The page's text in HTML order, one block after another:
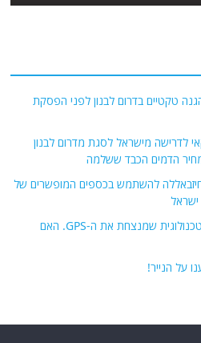
טקטיים בדרום לבנון לפני הפסקת
לדרישה מישראל לסגת מדרום לבנון
הדמים הכבד ששלמה
חיזבאללה להשתמש בכספים המופשרים של
ישראל
טיל ה-DART האוקראיני: פשטות טכנולוגית שמנצחת את ה-GPS. האם
על הנייר!